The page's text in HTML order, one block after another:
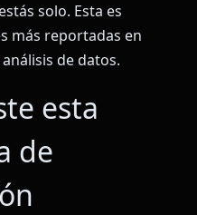
solo. Esta es
más reportadas en
de datos.
esta
de